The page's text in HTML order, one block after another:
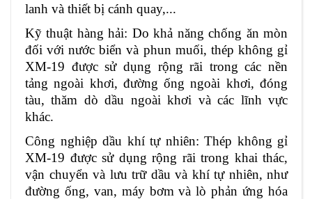
lanh và thiết bị cánh quay,...
Kỹ thuật hàng hải: Do khả năng chống ăn mòn
đối với nước biển và phun muối, thép không gỉ
XM-19 được sử dụng rộng rãi trong các nền
tảng ngoài khơi, đường ống ngoài khơi, đóng
tàu, thăm dò dầu ngoài khơi và các lĩnh vực
khác.
Công nghiệp dầu khí tự nhiên: Thép không gỉ
XM-19 được sử dụng rộng rãi trong khai thác,
vận chuyển và lưu trữ dầu và khí tự nhiên, như
đường ống, van, máy bơm và lò phản ứng hóa